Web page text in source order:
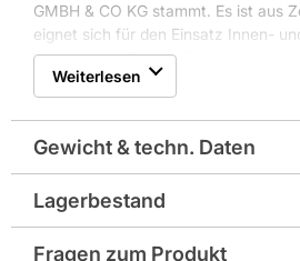
GMBH & CO KG stammt. Es ist aus
eignet sich für den Einsatz Innen-
wird es zum Beispiel für
Rückhaltebecken genutzt. Die
sowie frostbeständig. Die Farbe des
Zudem verfügt der Artikel über die
Weitere Produkteigenschaften:
Festigkeiten, ist nach 24 Stunden
tausalzbeständig, chloridfrei,
Weiterlesen
Gewicht & techn. Daten
Baustoffklasse nach DIN
Lagerbestand
Fragen zum Produkt